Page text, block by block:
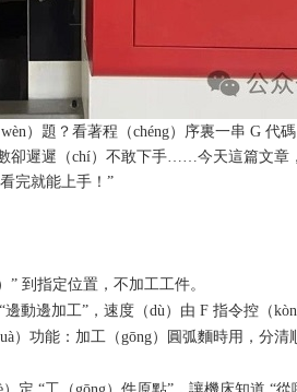
）題？看著程（chéng）序裏一串 G 代
卻遲遲（chí）不敢下手……今天這篇文章
完就能上手！”
” 到指定位置，不加工工件。
動邊加工”，速度（dù）由 F 指令控（
）功能：加工（gōng）圓弧麵時用，分清
定 “工（gōng）件原點”，讓機床知道 “從